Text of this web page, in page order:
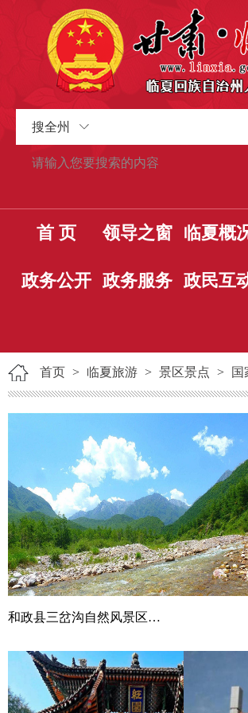
搜全州
首 页 领导之窗 临夏概
政务公开 政务服务 政民互
首页 > 临夏旅游 > 景区景点 > 国
和政县三岔沟自然风景区（AA）